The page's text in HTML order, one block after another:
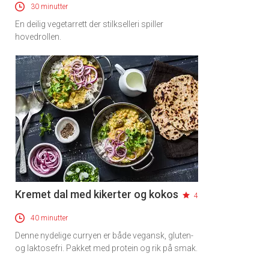
30 minutter
En deilig vegetarrett der stilkselleri spiller
hovedrollen.
Kremet dal med kikerter og kokos 4
40 minutter
Denne nydelige curryen er både vegansk, gluten-
og laktosefri. Pakket med protein og rik på smak.